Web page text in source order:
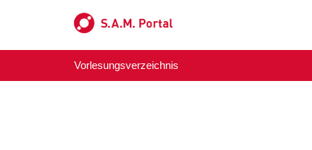
Vorlesungsverzeichnis